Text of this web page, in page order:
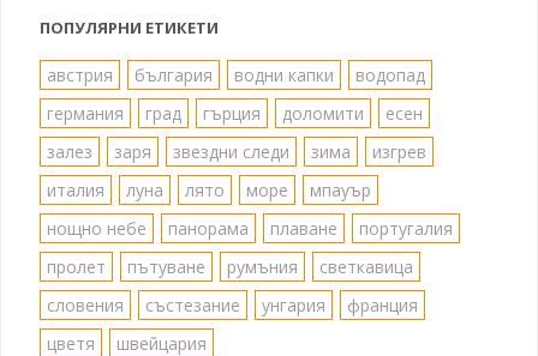
публикациите
на
страници
ПОПУЛЯРНИ ЕТИКЕТИ
австрия българия водни капки
водопад
германия
град гърция доломити
есен
залез
заря звездни следи зима
изгрев
италия
луна лято море
мпауър
нощно небе
панорама плаване
португалия
пролет
пътуване румъния
светкавица
словения
състезание унгария
франция
цветя
швейцария